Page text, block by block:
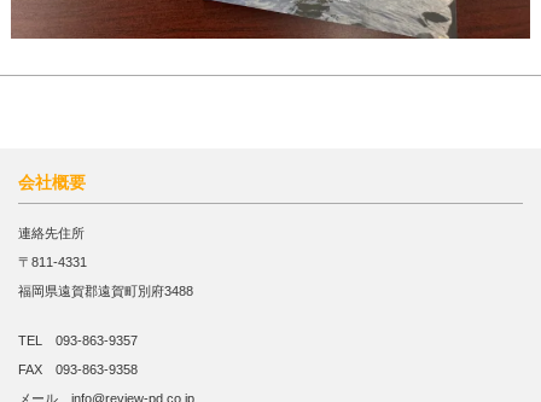
会社概要
連絡先住所
〒811-4331
福岡県遠賀郡遠賀町別府3488
TEL 093-863-9357
FAX 093-863-9358
メール info@review-pd.co.jp